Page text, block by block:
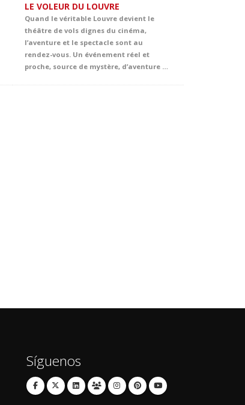
LE VOLEUR DU LOUVRE
Quand le véritable Louvre devient le
théâtre de vols dignes du cinéma,
l’aventure et le spectacle sont au
rendez-vous. Un événement réel et
proche, source de mystère, d’aventure et de beaucoup d’ingéniosité au cœur de ce lieu emblématique. Ce spectacle en français plonge les élèves dans une histoire palpitante d’énigmes, de poursuites, d’humour et de suspects inattendus. Entre œuvres d’art, indices cachés et rebondissements surprenants, la scène se transforme en une grande aventure policière, digne de Tintin lui-même, pleine de rythme et d’émotion.
Síguenos